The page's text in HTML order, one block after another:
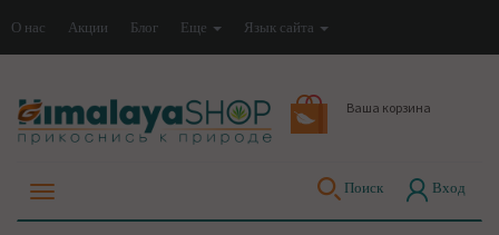
О нас Акции Блог Еще Язык сайта
Ваша корзина
Поиск Вход